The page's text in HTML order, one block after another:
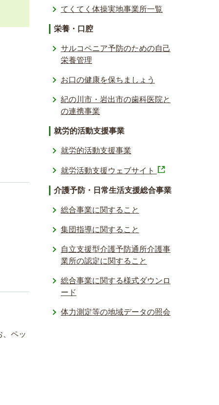
、ペッ
てくてく体操実地事業所一覧
栄養・口腔
サルコペニア予防のための自己
栄養管理
お口の健康を保ちましょう
紀の川市・岩出市の歯科医院と
の連携事業
就労的活動支援事業
就労的活動支援事業
就労活動支援ウェブサイト
介護予防・日常生活支援総合事業
総合事業に関すること
集団指導に関すること
自立支援型介護予防通所介護事
業所の認定に関すること
総合事業に関する様式ダウンロ
ード
体力測定等の地域データの照会­